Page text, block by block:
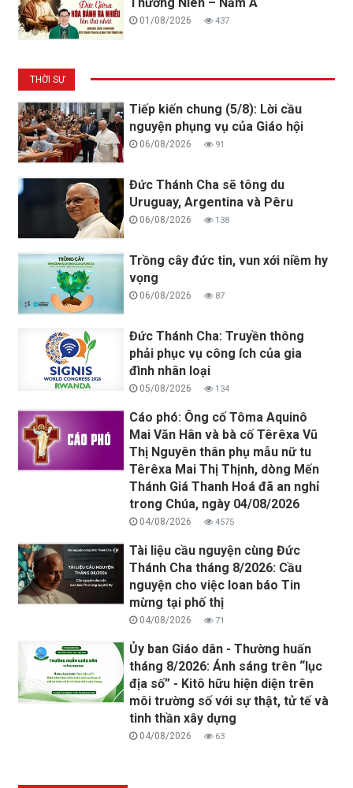
01/08/2026 437
THỜI SỰ
Tiếp kiến chung (5/8): Lời cầu
nguyện phụng vụ của Giáo hội
06/08/2026 91
Đức Thánh Cha sẽ tông du
Uruguay, Argentina và Pêru
06/08/2026 138
Trồng cây đức tin, vun xới niềm hy
vọng
06/08/2026 87
Đức Thánh Cha: Truyền thông
phải phục vụ công ích của gia
đình nhân loại
05/08/2026 134
Cáo phó: Ông cố Tôma Aquinô
Mai Văn Hân và bà cố Têrêxa Vũ
Thị Nguyên thân phụ mẫu nữ tu
Têrêxa Mai Thị Thịnh, dòng Mến
Thánh Giá Thanh Hoá đã an nghỉ
trong Chúa, ngày 04/08/2026
04/08/2026 4575
Tài liệu cầu nguyện cùng Đức
Thánh Cha tháng 8/2026: Cầu
nguyện cho việc loan báo Tin
mừng tại phố thị
04/08/2026 71
Ủy ban Giáo dân - Thường huấn
tháng 8/2026: Ánh sáng trên “lục
địa số” - Kitô hữu hiện diện trên
môi trường số với sự thật, tử tế và
tinh thần xây dựng
04/08/2026 63